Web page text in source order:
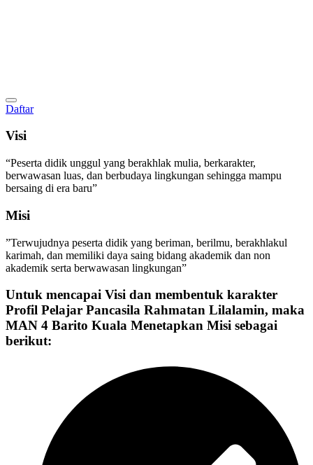
Daftar
Visi
“Peserta didik unggul yang berakhlak mulia, berkarakter,
berwawasan luas, dan berbudaya lingkungan sehingga mampu
bersaing di era baru”
Misi
”Terwujudnya peserta didik yang beriman, berilmu, berakhlakul
karimah, dan memiliki daya saing bidang akademik dan non
akademik serta berwawasan lingkungan”
Untuk mencapai Visi dan membentuk karakter
Profil Pelajar Pancasila Rahmatan Lilalamin, maka
MAN 4 Barito Kuala Menetapkan Misi sebagai
berikut: